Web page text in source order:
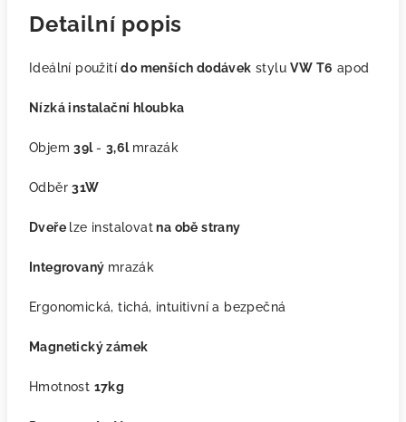
Detailní popis
Ideální použitído menších dodávek styluVW T6 apod
Nízká instalační hloubka
Objem39l- 3,6l mrazák
Odběr31W
Dveře lze instalovatna obě strany
Integrovaný mrazák
Ergonomická, tichá, intuitivní a bezpečná
Magnetický zámek
Hmotnost 17kg